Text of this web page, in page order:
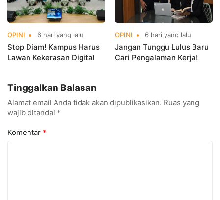
OPINI 6 hari yang lalu
Stop Diam! Kampus Harus
Lawan Kekerasan Digital
OPINI 6 hari yang lalu
Jangan Tunggu Lulus Baru
Cari Pengalaman Kerja!
Tinggalkan Balasan
Alamat email Anda tidak akan dipublikasikan. Ruas yang
wajib ditandai *
Komentar *